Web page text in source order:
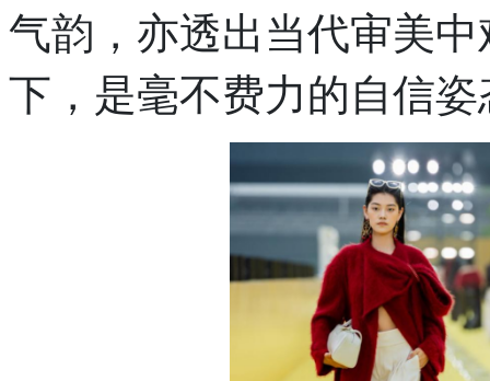
气韵，亦透出当代审美
下，是毫不费力的自信